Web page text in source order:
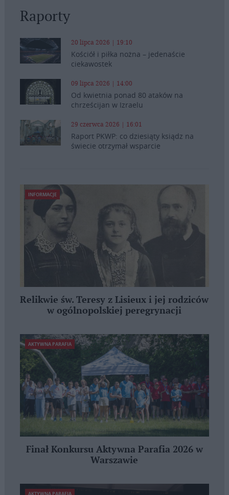
Raporty
20 lipca 2026 | 19:10
Kościół i piłka nożna – jedenaście
ciekawostek
09 lipca 2026 | 14:00
Od kwietnia ponad 80 ataków na
chrześcijan w Izraelu
29 czerwca 2026 | 16:01
Raport PKWP: co dziesiąty ksiądz na
świecie otrzymał wsparcie
INFORMACJE
Relikwie św. Teresy z Lisieux i jej rodziców
w ogólnopolskiej peregrynacji
AKTYWNA PARAFIA
Finał Konkursu Aktywna Parafia 2026 w
Warszawie